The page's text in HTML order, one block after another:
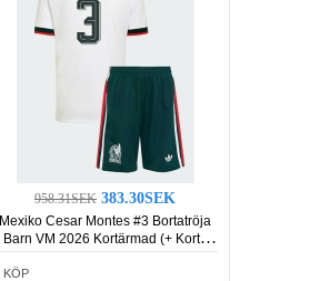
958.31SEK 383.30SEK
Mexiko Cesar Montes #3 Bortatröja
Barn VM 2026 Kortärmad (+ Korta
byxor)
KÖP